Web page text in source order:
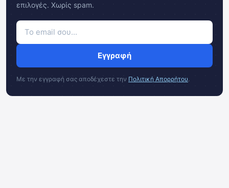
επιλογές. Χωρίς spam.
Εγγραφή
Με την εγγραφή σας αποδέχεστε την Πολιτική Απορρήτου.